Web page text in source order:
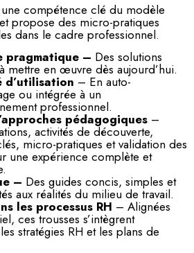
compétence clé du modèle
et propose des micro-pratiques
dans le cadre professionnel.
pragmatique – Des solutions
mettre en œuvre dès aujourd’hui.
d’utilisation – En auto-
ou intégrée à un
professionnel.
pédagogiques –
activités de découverte,
micro-pratiques et validation des
une expérience complète et
– Des guides concis, simples et
aux réalités du milieu de travail.
les processus RH – Alignées
ces trousses s’intègrent
stratégies RH et les plans de